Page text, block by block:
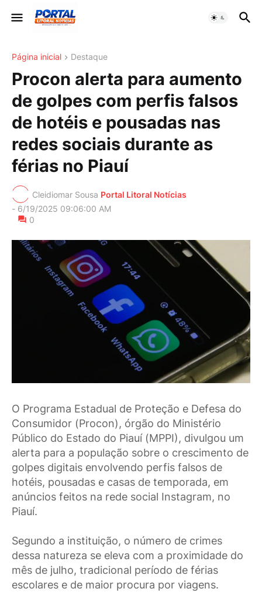
Página inicial Destaque
Procon alerta para aumento
de golpes com perfis falsos
de hotéis e pousadas nas
redes sociais durante as
férias no Piauí
Cleidiomar Sousa Portal Litoral Notícias
- 6/19/2025 09:06:00 AM
0
O Programa Estadual de Proteção e Defesa do
Consumidor (Procon), órgão do Ministério
Público do Estado do Piauí (MPPI), divulgou um
alerta para a população sobre o crescimento de
golpes digitais envolvendo perfis falsos de
hotéis, pousadas e casas de temporada, em
anúncios feitos na rede social Instagram, no
Piauí.
Segundo a instituição, o número de crimes
dessa natureza se eleva com a proximidade do
mês de julho, tradicional período de férias
escolares e de maior procura por viagens.